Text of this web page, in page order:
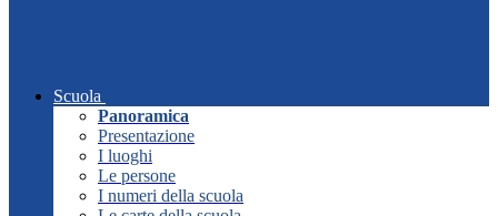
Scuola
Panoramica
Presentazione
I luoghi
Le persone
I numeri della scuola